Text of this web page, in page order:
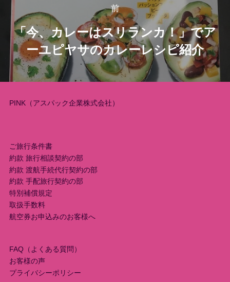
稿
ナ
ビ
ゲ
ー
ョ
ン
前
前
「今、カレーはスリランカ！」でア
ーユピヤサのカレーレシピ紹介
PINK（アスパック企業株式会社）
ご旅行条件書
約款 旅行相談契約の部
約款 渡航手続代行契約の部
約款 手配旅行契約の部
特別補償規定
取扱手数料
航空券お申込みのお客様へ
FAQ（よくある質問）
お客様の声
プライバシーポリシー